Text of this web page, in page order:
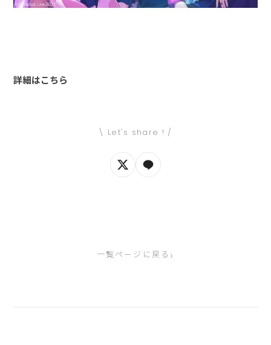
詳細はこちら
\ Let's share ! /
一覧ページに戻る ›